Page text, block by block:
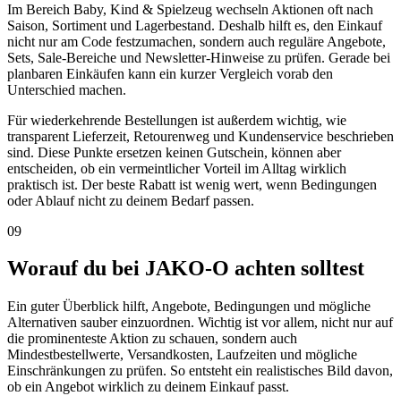
Im Bereich Baby, Kind & Spielzeug wechseln Aktionen oft nach
Saison, Sortiment und Lagerbestand. Deshalb hilft es, den Einkauf
nicht nur am Code festzumachen, sondern auch reguläre Angebote,
Sets, Sale-Bereiche und Newsletter-Hinweise zu prüfen. Gerade bei
planbaren Einkäufen kann ein kurzer Vergleich vorab den
Unterschied machen.
Für wiederkehrende Bestellungen ist außerdem wichtig, wie
transparent Lieferzeit, Retourenweg und Kundenservice beschrieben
sind. Diese Punkte ersetzen keinen Gutschein, können aber
entscheiden, ob ein vermeintlicher Vorteil im Alltag wirklich
praktisch ist. Der beste Rabatt ist wenig wert, wenn Bedingungen
oder Ablauf nicht zu deinem Bedarf passen.
09
Worauf du bei JAKO-O achten solltest
Ein guter Überblick hilft, Angebote, Bedingungen und mögliche
Alternativen sauber einzuordnen. Wichtig ist vor allem, nicht nur auf
die prominenteste Aktion zu schauen, sondern auch
Mindestbestellwerte, Versandkosten, Laufzeiten und mögliche
Einschränkungen zu prüfen. So entsteht ein realistisches Bild davon,
ob ein Angebot wirklich zu deinem Einkauf passt.